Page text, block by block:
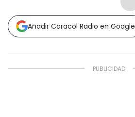
Añadir Caracol Radio en Google